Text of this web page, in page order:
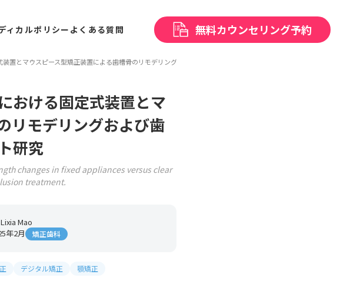
ィカルポリシー よくある質問 無料カウンセリング予約
置とマウスピース型矯正装置による歯槽骨のリモデリングおよび歯根長変化の比較評価：後向きコホート研究
おける固定式装置とマ
リモデリングおよび歯
研究
changes in fixed appliances versus clear
treatment.
Mao
年2月 矯正歯科
デジタル矯正 顎矯正